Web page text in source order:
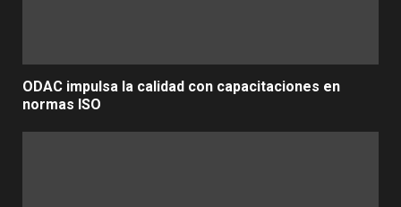
ODAC impulsa la calidad con capacitaciones en
normas ISO